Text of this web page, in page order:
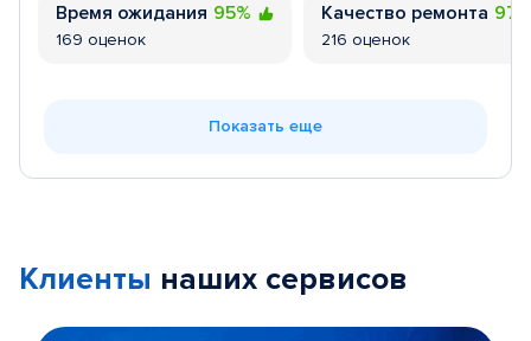
Время ожидания 95%
169 оценок
Качество ремонта
216 оценок
Показать еще
Клиенты наших сервисов